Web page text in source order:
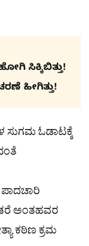
ಸಿಕ್ಕಿಬಿತ್ತು!
ಹೀಗಿತ್ತು!
ಸುಗಮ ಓಡಾಟಕ್ಕೆ
ಪಾದಚಾರಿ
ಅಂತಹವರ
ಕಠಿಣ ಕ್ರಮ